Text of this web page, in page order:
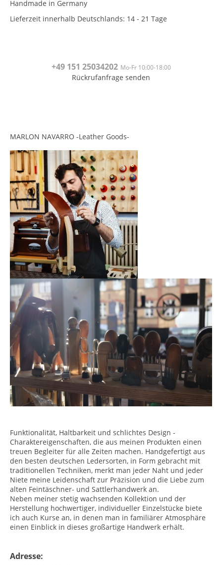
Handmade in Germany
Lieferzeit innerhalb Deutschlands: 14 - 21 Tage
+49 151 25034202 Mo-Fr 10:00-18:00
Rückrufanfrage senden
MARLON NAVARRO -Leather Goods-
Funktionalität, Haltbarkeit und schlichtes Design -
Charaktereigenschaften, die aus meinen Produkten einen
treuen Begleiter für alle Zeiten machen. Handgefertigt aus
den besten deutschen Ledersorten, in Form gebracht mit
traditionellen Techniken, merkt man jeder Naht und jeder
Niete meine Leidenschaft zur Präzision und die Liebe zum
alten Feintäschner- und Sattlerhandwerk an.
Neben meiner stetig wachsenden Kollektion und der
Herstellung hochwertiger, individueller Einzelstücke biete
ich auch Kurse an, in denen man in familiärer Atmosphäre
einen Einblick in dieses großartige Handwerk erhält.
Adresse: